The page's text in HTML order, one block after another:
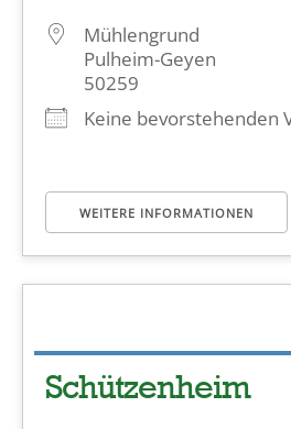
Mühlengrund
Pulheim-Geyen
50259
Keine bevorstehenden
WEITERE INFORMATIONEN
Schützenheim